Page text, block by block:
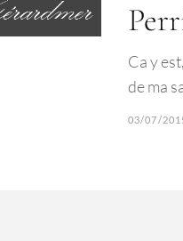
Ca y
de ma
03/07/